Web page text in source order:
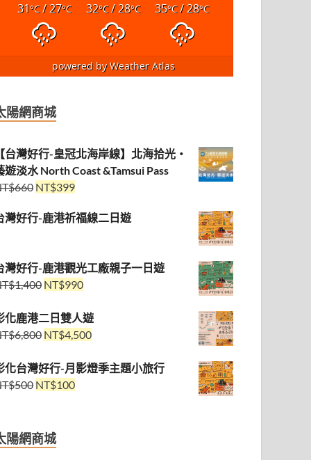
31°C/ 27°C 32°C/ 28°C 35°C/ 28°C
powered byWeather Atlas
陽網商城
台灣好行-皇冠北海岸線】北海拾光・
遊淡水 North Coast &Tamsui Pass
660 NT$399
灣好行-鹿港祈福線二日遊
灣好行-鹿港觀光工廠親子一日遊
1,400 NT$990
化鹿港二日雙人遊
6,800 NT$4,500
化台灣好行-月影燈季主題小旅行
500 NT$100
陽網商城